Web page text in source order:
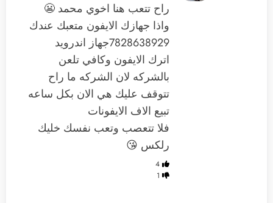
راح تتعب هنا اخوي محمد 😬
واذا جهازك الايفون متعبك عندك
7828638929جهاز اندرويد
اترك الايفون وكافي تلعن
بالشركه لان الشركه ما راح
تتوقف عليك هي الان بكل ساعه
تبيع الاف الايفونات
فلا تتعصب وتعب نفسك خليك
رلكس 😘
4
1